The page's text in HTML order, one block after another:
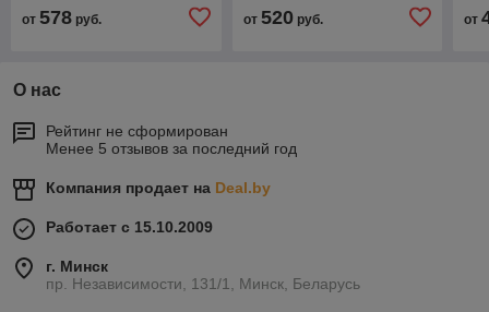
от 578 руб. от 520руб. от
О нас
Рейтинг не сформирован
Менее 5 отзывов за последний год
Компания продает на Deal.by
Работает с 15.10.2009
г. Минск
пр. Независимости, 131/1, Минск, Беларусь